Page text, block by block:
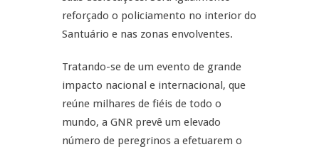
reforçado o policiamento no interior do
Santuário e nas zonas envolventes.
Tratando-se de um evento de grande
impacto nacional e internacional, que
reúne milhares de fiéis de todo o
mundo, a GNR prevê um elevado
número de peregrinos a efetuarem o